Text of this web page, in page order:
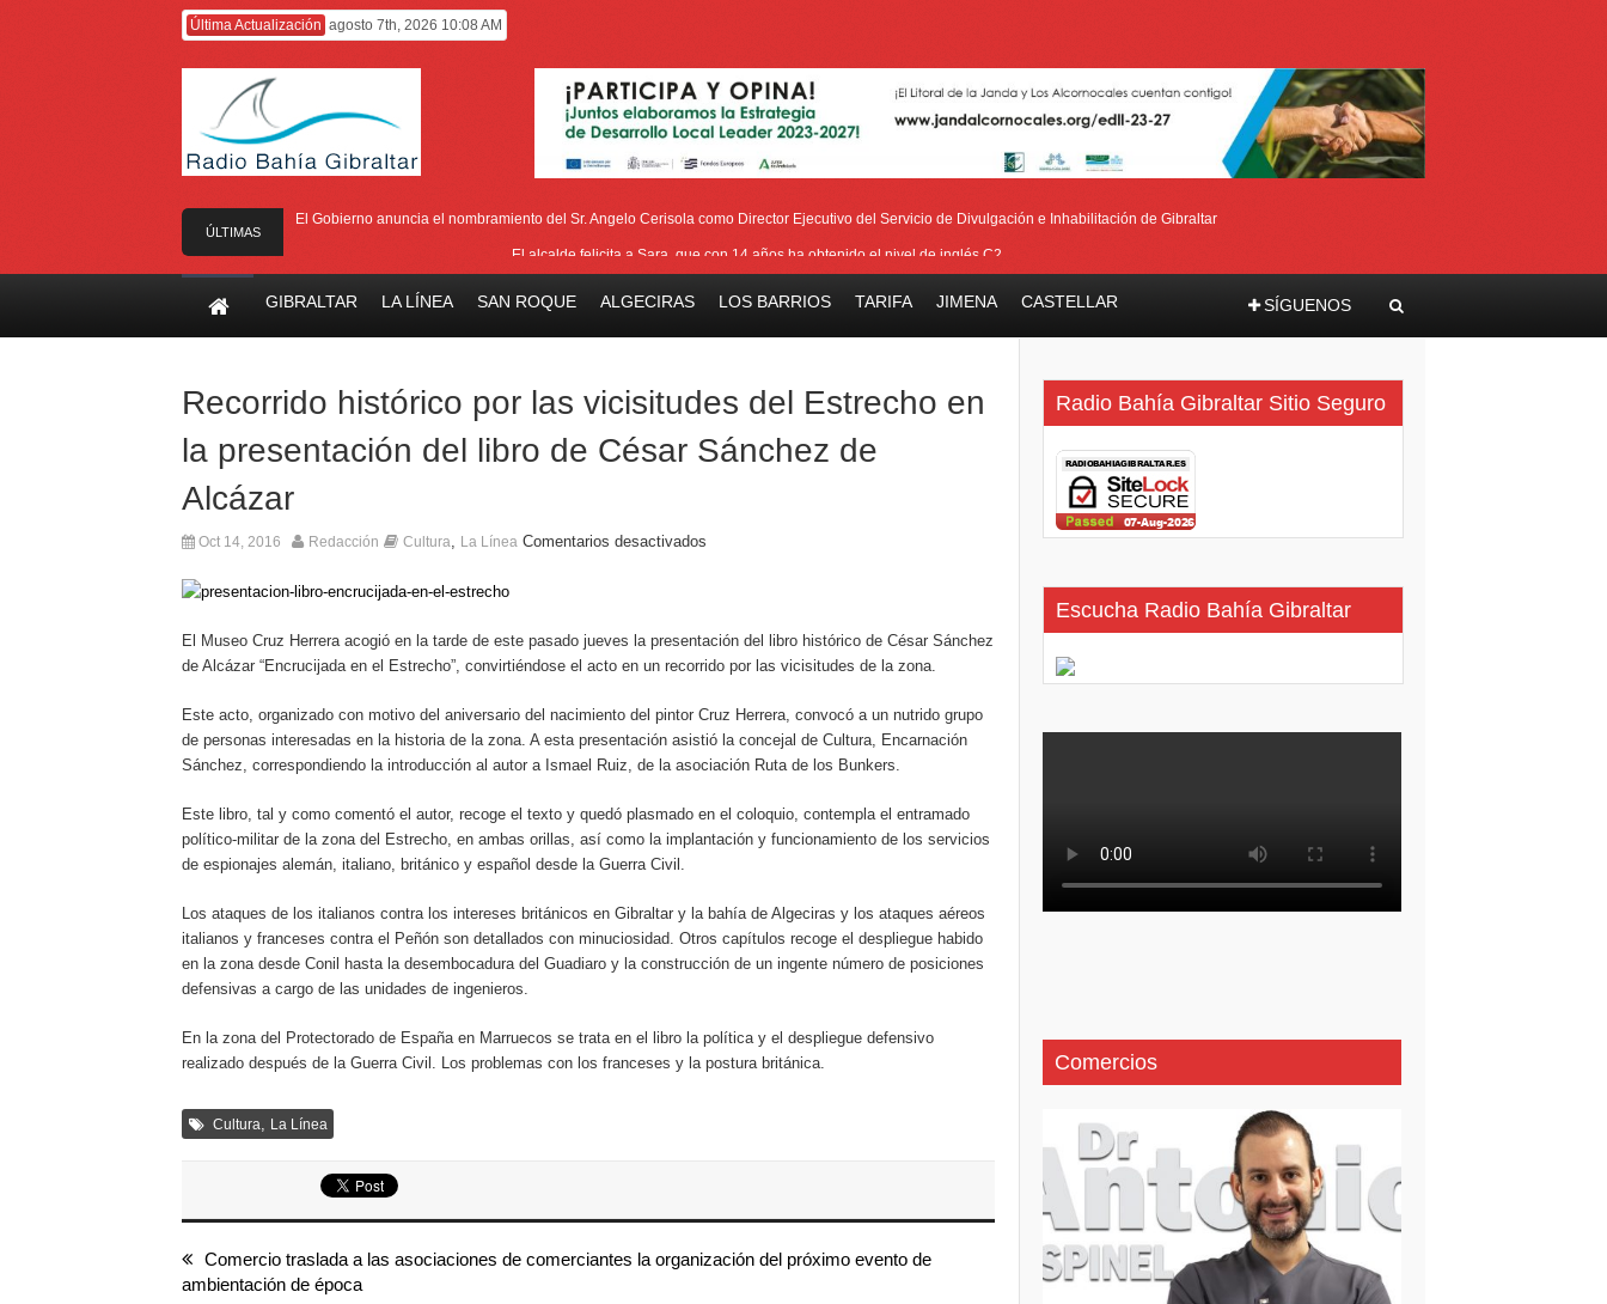
Última Actualización agosto 7th, 2026 10:08 AM
ÚLTIMAS
NOTICIAS
El Gobierno anuncia el nombramiento del Sr. Angelo Cerisola como Director Ejecutivo del Servicio de Divulgación e Inhabilitación de Gibraltar
El alcalde felicita a Sara, que con 14 años ha obtenido el nivel de inglés C2
GIBRALTAR LA LÍNEA SAN ROQUE ALGECIRAS LOS BARRIOS TARIFA JIMENA CASTELLAR SÍGUENOS
Recorrido histórico por las vicisitudes del Estrecho en
la presentación del libro de César Sánchez de
Alcázar
Oct 14, 2016 Redacción Cultura, La Línea Comentarios desactivados
El Museo Cruz Herrera acogió en la tarde de este pasado jueves la presentación del libro histórico de César Sánchez
de Alcázar “Encrucijada en el Estrecho”, convirtiéndose el acto en un recorrido por las vicisitudes de la zona.
Este acto, organizado con motivo del aniversario del nacimiento del pintor Cruz Herrera, convocó a un nutrido grupo
de personas interesadas en la historia de la zona. A esta presentación asistió la concejal de Cultura, Encarnación
Sánchez, correspondiendo la introducción al autor a Ismael Ruiz, de la asociación Ruta de los Bunkers.
Este libro, tal y como comentó el autor, recoge el texto y quedó plasmado en el coloquio, contempla el entramado
político-militar de la zona del Estrecho, en ambas orillas, así como la implantación y funcionamiento de los servicios
de espionajes alemán, italiano, británico y español desde la Guerra Civil.
Los ataques de los italianos contra los intereses británicos en Gibraltar y la bahía de Algeciras y los ataques aéreos
italianos y franceses contra el Peñón son detallados con minuciosidad. Otros capítulos recoge el despliegue habido
en la zona desde Conil hasta la desembocadura del Guadiaro y la construcción de un ingente número de posiciones
defensivas a cargo de las unidades de ingenieros.
En la zona del Protectorado de España en Marruecos se trata en el libro la política y el despliegue defensivo
realizado después de la Guerra Civil. Los problemas con los franceses y la postura británica.
Cultura, La Línea
Comercio traslada a las asociaciones de comerciantes la organización del próximo evento de
ambientación de época
Radio Bahía Gibraltar Sitio Seguro
Escucha Radio Bahía Gibraltar
Comercios